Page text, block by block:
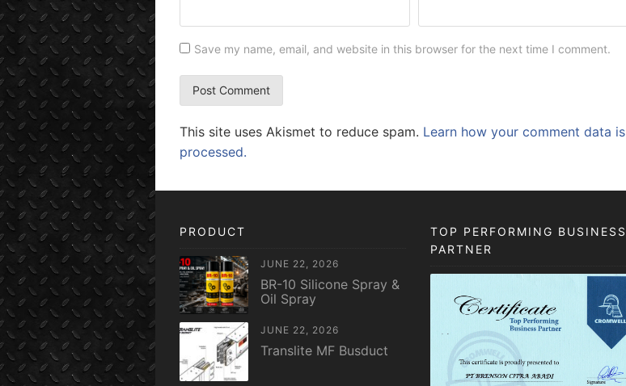
Save my name, email, and website in this browser for the next time I comment.
This site uses Akismet to reduce spam. Learn how your comment data is
processed.
PRODUCT
JUNE 22, 2026
BR-10 Silicone Spray &
Oil Spray
JUNE 22, 2026
Translite MF Busduct
TOP PERFORMING BUSINESS
PARTNER